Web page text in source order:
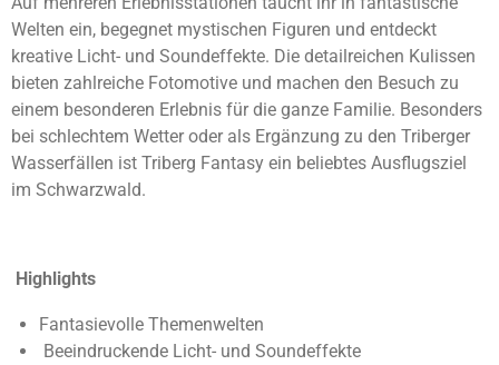
Welten ein, begegnet mystischen Figuren und entdeckt
kreative Licht- und Soundeffekte. Die detailreichen Kulissen
bieten zahlreiche Fotomotive und machen den Besuch zu
einem besonderen Erlebnis für die ganze Familie. Besonders
bei schlechtem Wetter oder als Ergänzung zu den Triberger
Wasserfällen ist Triberg Fantasy ein beliebtes Ausflugsziel
im Schwarzwald.
Highlights
Fantasievolle Themenwelten
Beeindruckende Licht- und Soundeffekte